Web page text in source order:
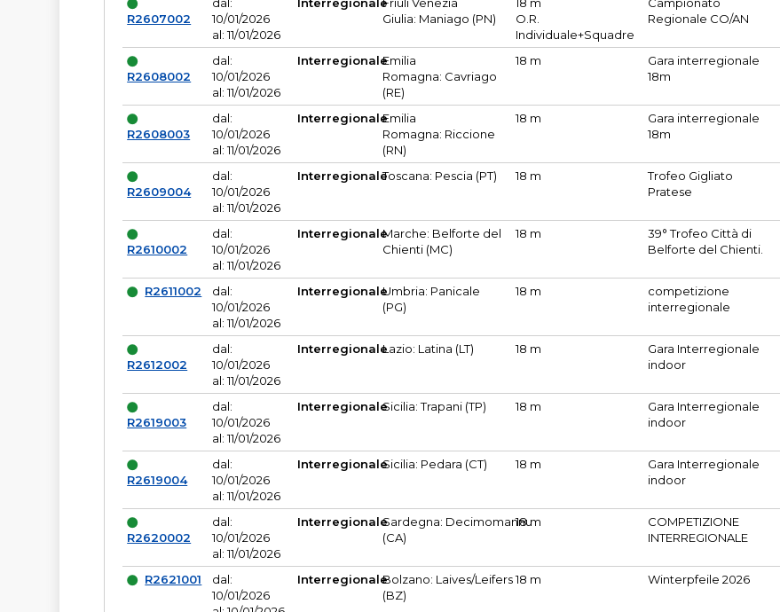
R2607002
dal:
10/01/2026
al: 11/01/2026
InterregionaleFriuli Venezia
Giulia: Maniago (PN)
18 m
O.R.
Individuale+Squadre
Campionato
Regionale CO/AN
R2608002
dal:
10/01/2026
al: 11/01/2026
InterregionaleEmilia
Romagna: Cavriago
(RE)
18 m
Gara interregionale
18m
R2608003
dal:
10/01/2026
al: 11/01/2026
InterregionaleEmilia
Romagna: Riccione
(RN)
18 m
Gara interregionale
18m
R2609004
dal:
10/01/2026
al: 11/01/2026
InterregionaleToscana: Pescia (PT) 18 m
Trofeo Gigliato
Pratese
R2610002
dal:
10/01/2026
al: 11/01/2026
InterregionaleMarche: Belforte del
Chienti (MC)
18 m
39° Trofeo Città di
Belforte del Chienti.
R2611002
dal:
10/01/2026
al: 11/01/2026
InterregionaleUmbria: Panicale
(PG)
18 m
competizione
interregionale
R2612002
dal:
10/01/2026
al: 11/01/2026
InterregionaleLazio: Latina (LT) 18 m
Gara Interregionale
indoor
R2619003
dal:
10/01/2026
al: 11/01/2026
InterregionaleSicilia: Trapani (TP) 18 m
Gara Interregionale
indoor
R2619004
dal:
10/01/2026
al: 11/01/2026
InterregionaleSicilia: Pedara (CT) 18 m
Gara Interregionale
indoor
R2620002
dal:
10/01/2026
al: 11/01/2026
InterregionaleSardegna: Decimomannu
(CA)
18 m
COMPETIZIONE
INTERREGIONALE
R2621001
dal:
10/01/2026
InterregionaleBolzano: Laives/Leifers
(BZ)
18 m Winterpfeile 2026